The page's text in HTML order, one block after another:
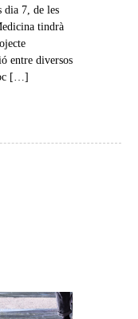
dia 7, de les
tindrà
entre diversos
[…]